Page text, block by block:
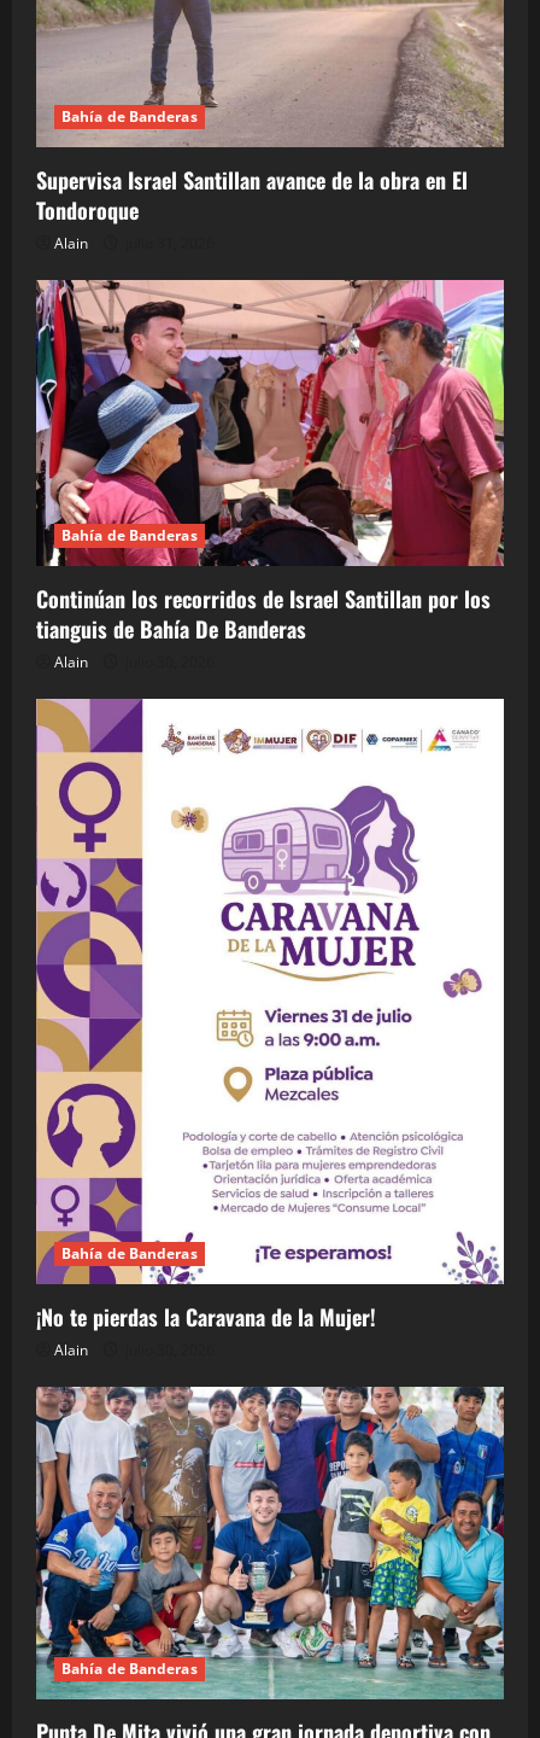
Bahía de Banderas
Supervisa Israel Santillan avance de la obra en El
Tondoroque
Alain
Bahía de Banderas
Continúan los recorridos de Israel Santillan por los
tianguis de Bahía De Banderas
Alain
Bahía de Banderas
¡No te pierdas la Caravana de la Mujer!
Alain
Bahía de Banderas